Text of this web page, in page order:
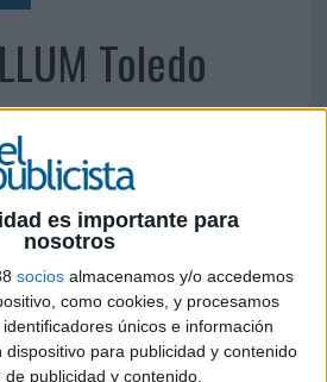
es importante para
nosotros
socios almacenamos y/o accedemos
como cookies, y procesamos
únicos e información
para publicidad y contenido
publicidad y contenido,
Toledo
Orozco Tel.: 925 55 41 04 /
Fax: 925 55 41 04
IMPRIMIR